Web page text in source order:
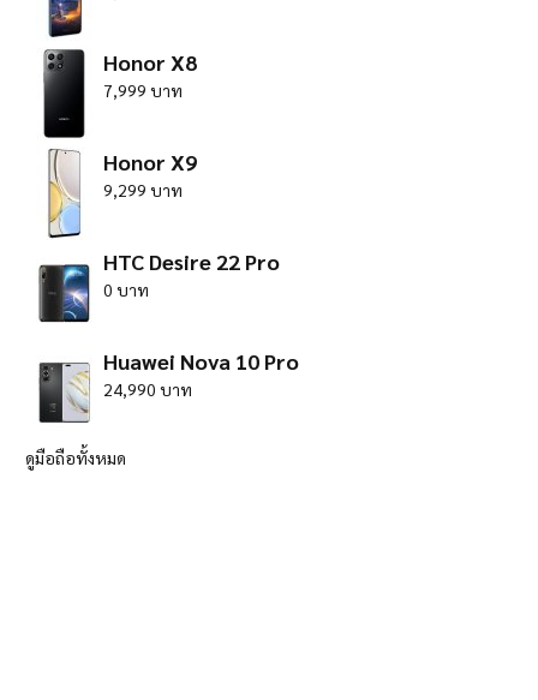
Honor X8
7,999 บาท
Honor X9
9,299 บาท
HTC Desire 22 Pro
0 บาท
Huawei Nova 10 Pro
24,990 บาท
ดูมือถือทั้งหมด